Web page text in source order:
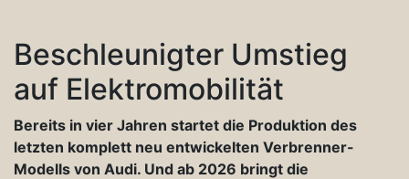
Beschleunigter Umstieg
auf Elektromobilität
Bereits in vier Jahren startet die Produktion des
letzten komplett neu entwickelten Verbrenner-
Modells von Audi. Und ab 2026 bringt die